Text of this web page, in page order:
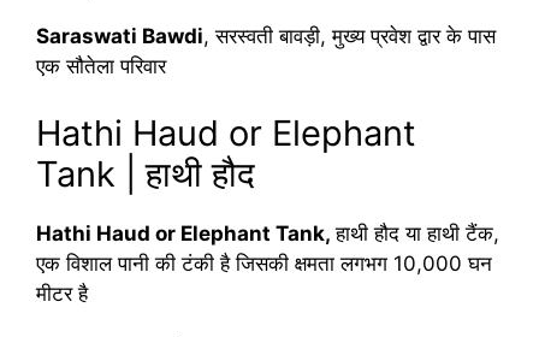
Saraswati Bawdi, सरस्वती बावड़ी, मुख्य प्रवेश द्वार के पास
एक सौतेला परिवार
Hathi Haud or Elephant
Tank | हाथी हौद
Hathi Haud or Elephant Tank,हाथी हौद या हाथी टैंक,
एक विशाल पानी की टंकी है जिसकी क्षमता लगभग 10,000 घन
मीटर है